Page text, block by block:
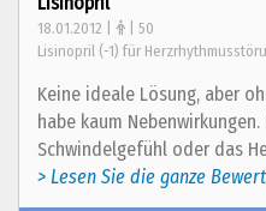
18.01.2012 | | 50
Lisinopril (-1) für
Keine ideale Lösung, aber
habe kaum
Schwindelgefühl oder das
> Lesen Sie die ganze